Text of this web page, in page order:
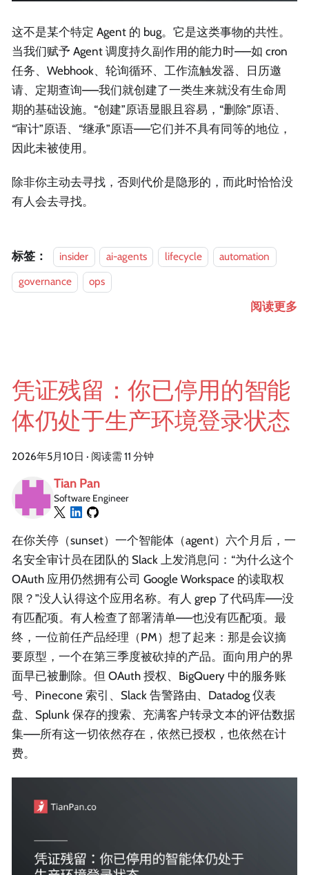
这不是某个特定 Agent 的 bug。它是这类事物的共性。
当我们赋予 Agent 调度持久副作用的能力时——如 cron
任务、Webhook、轮询循环、工作流触发器、日历邀
请、定期查询——我们就创建了一类生来就没有生命周
期的基础设施。“创建”原语显眼且容易，“删除”原语、
“审计”原语、“继承”原语——它们并不具有同等的地位，
因此未被使用。
除非你主动去寻找，否则代价是隐形的，而此时恰恰没
有人会去寻找。
标签： insider ai-agents lifecycle
automation
governance
ops
阅读更多
凭证残留：你已停用的智能
体仍处于生产环境登录状态
2026年5月10日 · 阅读需 11 分钟
Tian Pan
Software Engineer
在你关停（sunset）一个智能体（agent）六个月后，一
名安全审计员在团队的 Slack 上发消息问：“为什么这个
OAuth 应用仍然拥有公司 Google Workspace 的读取权
限？”没人认得这个应用名称。有人 grep 了代码库——没
有匹配项。有人检查了部署清单——也没有匹配项。最
终，一位前任产品经理（PM）想了起来：那是会议摘
要原型，一个在第三季度被砍掉的产品。面向用户的界
面早已被删除。但 OAuth 授权、BigQuery 中的服务账
号、Pinecone 索引、Slack 告警路由、Datadog 仪表
盘、Splunk 保存的搜索、充满客户转录文本的评估数据
集——所有这一切依然存在，依然已授权，也依然在计
费。